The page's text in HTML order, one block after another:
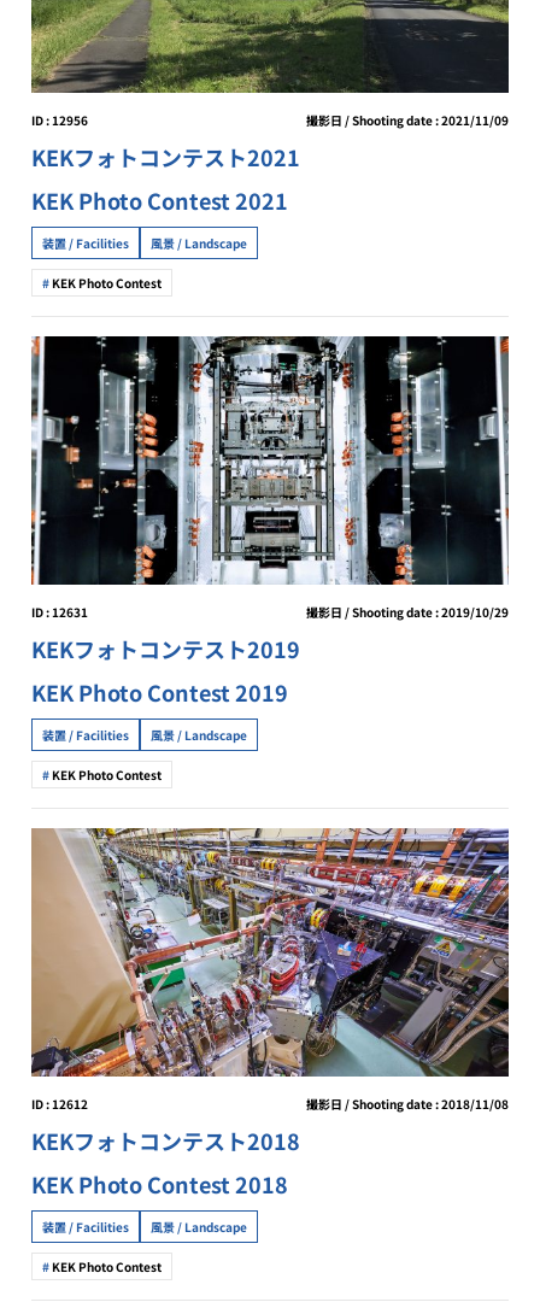
ID : 12956 撮影日 / Shooting date : 2021/11/09
KEKフォトコンテスト2021
KEK Photo Contest 2021
装置 / Facilities 風景 / Landscape
KEK Photo Contest
ID : 12631 撮影日 / Shooting date : 2019/10/29
KEKフォトコンテスト2019
KEK Photo Contest 2019
装置 / Facilities 風景 / Landscape
KEK Photo Contest
ID : 12612 撮影日 / Shooting date : 2018/11/08
KEKフォトコンテスト2018
KEK Photo Contest 2018
装置 / Facilities 風景 / Landscape
KEK Photo Contest